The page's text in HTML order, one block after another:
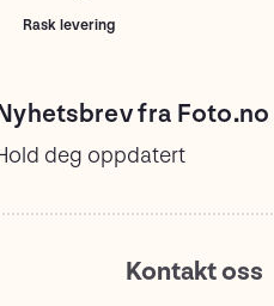
Rask levering
fra Foto.no
deg oppdatert
Kontakt oss